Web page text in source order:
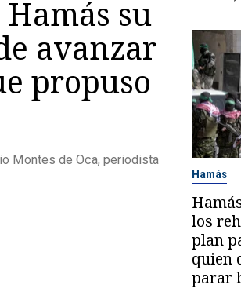
Hamás su
avanzar
propuso
Montes de Oca, periodista
Hamás
los
plan
quien
parar